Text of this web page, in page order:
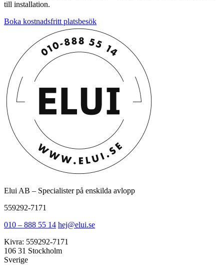
till installation.
Boka kostnadsfritt platsbesök
Elui AB – Specialister på enskilda avlopp
559292-7171
010 – 888 55 14 hej@elui.se
Kivra: 559292-7171
106 31 Stockholm
Sverige